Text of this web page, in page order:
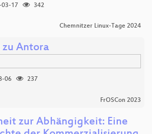
03-17
342
Chemnitzer Linux-Tage 2024
Antora
06
237
FrOSCon 2023
zur Abhängigkeit: Eine